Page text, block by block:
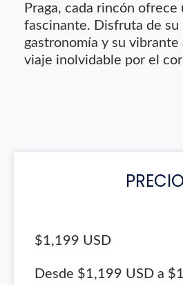
Praga, cada rincón ofrece
fascinante. Disfruta de su
gastronomía y su
viaje inolvidable por el
PRECIO
$1,199 USD
Desde $1,199 USD a